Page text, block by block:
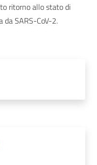
ritorno allo stato di
da SARS-CoV-2.